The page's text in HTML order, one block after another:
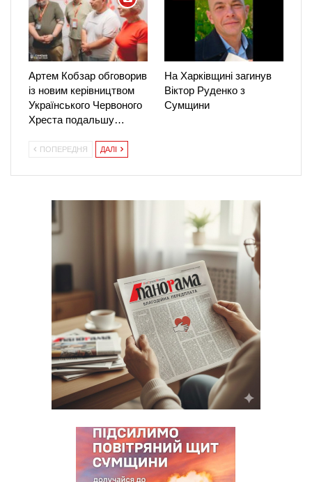
Артем Кобзар обговорив
із новим керівництвом
Українського Червоного
Хреста подальшу…
На Харківщині загинув
Віктор Руденко з
Сумщини
ПОПЕРЕДНЯ ДАЛІ